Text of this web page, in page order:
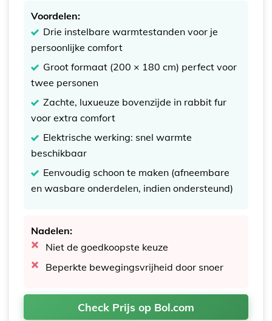
Voordelen:
Drie instelbare warmtestanden voor je
persoonlijke comfort
Groot formaat (200 × 180 cm) perfect voor
twee personen
Zachte, luxueuze bovenzijde in rabbit fur
voor extra comfort
Elektrische werking: snel warmte
beschikbaar
Eenvoudig schoon te maken (afneembare
en wasbare onderdelen, indien ondersteund)
Nadelen:
Niet de goedkoopste keuze
Beperkte bewegingsvrijheid door snoer
Check Prijs op Bol.com